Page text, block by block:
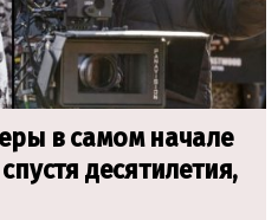
в самом начале
десятилетия,